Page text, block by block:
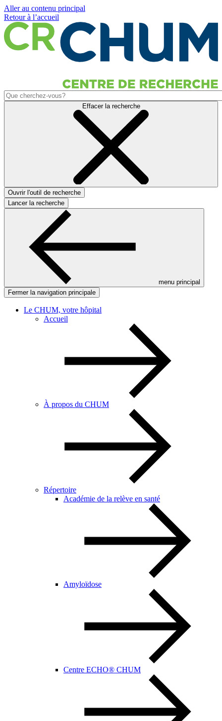
Aller au contenu principal
Retour à l’accueil
Effacer la recherche
Ouvrir l'outil de recherche
Lancer la recherche
menu principal
Fermer la navigation principale
Le CHUM, votre hôpital
Accueil
À propos du CHUM
Répertoire
Académie de la relève en santé
Amyloïdose
Centre ECHO® CHUM